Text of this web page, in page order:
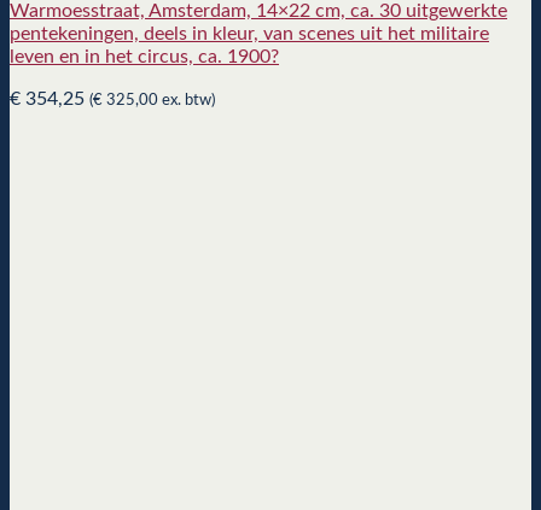
Warmoesstraat, Amsterdam, 14×22 cm, ca. 30 uitgewerkte
pentekeningen, deels in kleur, van scenes uit het militaire
leven en in het circus, ca. 1900?
€ 354,25 (€ 325,00 ex. btw)